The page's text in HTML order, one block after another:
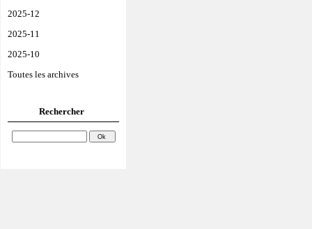
2025-12
2025-11
2025-10
Toutes les archives
Rechercher